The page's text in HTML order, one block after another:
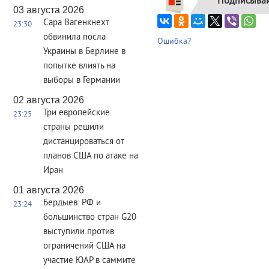
03 августа 2026
23:30
Сара Вагенкнехт
обвинила посла
Украины в Берлине в
попытке влиять на
выборы в Германии
02 августа 2026
23:25
Три европейские
страны решили
дистанцироваться от
планов США по атаке на
Иран
01 августа 2026
23:24
Бердыев: РФ и
большинство стран G20
выступили против
ограничений США на
участие ЮАР в саммите
Ошибка?